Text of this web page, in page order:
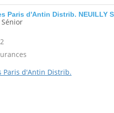
Paris d'Antin Distrib. NEUILLY
Paris d'Antin Distrib.